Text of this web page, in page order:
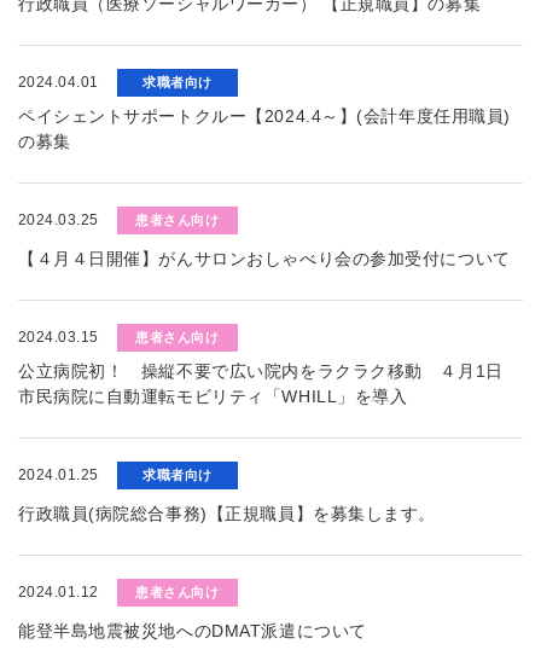
2024.04.01 求職者向け
ペイシェントサポートクルー【2024.4～】(会計年度任用職員)
の募集
2024.03.25 患者さん向け
【４月４日開催】がんサロンおしゃべり会の参加受付について
2024.03.15 患者さん向け
公立病院初！ 操縦不要で広い院内をラクラク移動 ４月1日
市民病院に自動運転モビリティ「WHILL」を導入
2024.01.25 求職者向け
行政職員(病院総合事務)【正規職員】を募集します。
2024.01.12 患者さん向け
能登半島地震被災地へのDMAT派遣について